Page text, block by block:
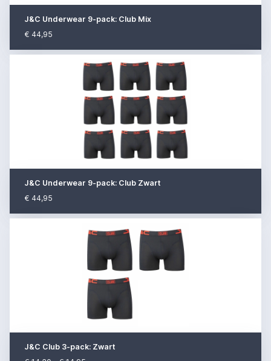
J&C Underwear 9-pack: Club Mix
€ 44,95
J&C Underwear 9-pack: Club Zwart
€ 44,95
J&C Club 3-pack: Zwart